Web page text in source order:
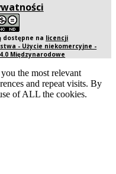
dostępne na licencji
- Użycie niekomercyjne -
Międzynarodowe
the most relevant
and repeat visits. By
of ALL the cookies.